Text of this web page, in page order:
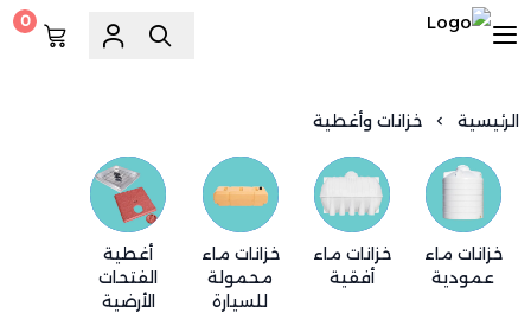
0
الرئيسية خزانات وأغطية
خزانات ماء
عمودية
خزانات ماء
أفقية
خزانات ماء
محمولة
للسيارة
أغطية
الفتحات
الأرضية